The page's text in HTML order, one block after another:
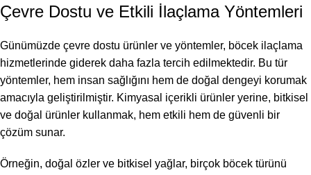
Çevre Dostu ve Etkili İlaçlama Yöntemleri
Günümüzde çevre dostu ürünler ve yöntemler, böcek ilaçlama
hizmetlerinde giderek daha fazla tercih edilmektedir. Bu tür
yöntemler, hem insan sağlığını hem de doğal dengeyi korumak
amacıyla geliştirilmiştir. Kimyasal içerikli ürünler yerine, bitkisel
ve doğal ürünler kullanmak, hem etkili hem de güvenli bir
çözüm sunar.
Örneğin, doğal özler ve bitkisel yağlar, birçok böcek türünü